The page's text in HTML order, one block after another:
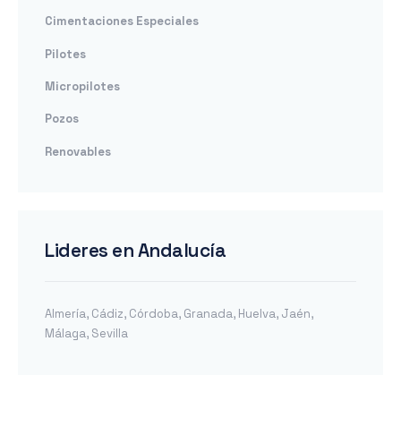
Cimentaciones Especiales
Pilotes
Micropilotes
Pozos
Renovables
Lideres en Andalucía
Almería, Cádiz, Córdoba, Granada, Huelva, Jaén,
Málaga, Sevilla